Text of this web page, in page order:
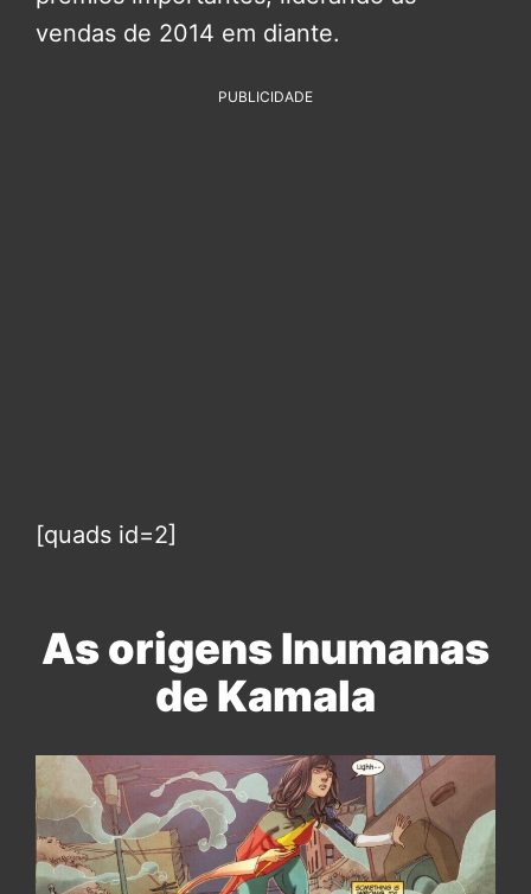
vendas de 2014 em diante.
PUBLICIDADE
[quads id=2]
As origens Inumanas
de Kamala